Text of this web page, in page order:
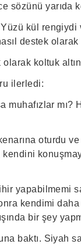
sözünü yarıda
kül rengiydi
destek olarak
koltuk
ilerledi:
muhafızlar mı?
oturdu
kendini
yapabilmemi
kendimi
bir şey
baktı. Siyah